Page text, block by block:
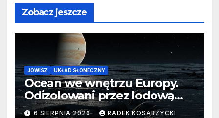
Zobacz jeszcze
JOWISZ UKŁAD SŁONECZNY
Ocean we wnętrzu Europy.
Odizolowani przez lodową
barierę
6 SIERPNIA 2026 RADEK KOSARZYCKI